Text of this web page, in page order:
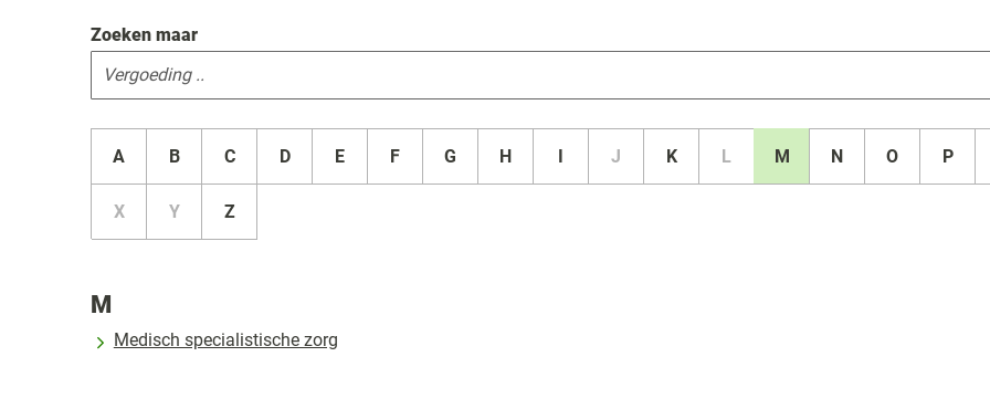
Zoeken maar
A B C D E F G H I J K L M N O P
X Y Z
M
Medisch specialistische zorg